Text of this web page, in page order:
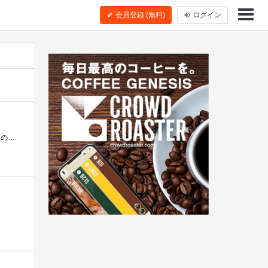
会員登録 (無料) ログイン
知人が2年縛りを終え、不要になった端末を頂きました。MVNOの格安simを入れて使用しています。知人がdocomoだったのでdocomo系のMVNOであればシムロ�...